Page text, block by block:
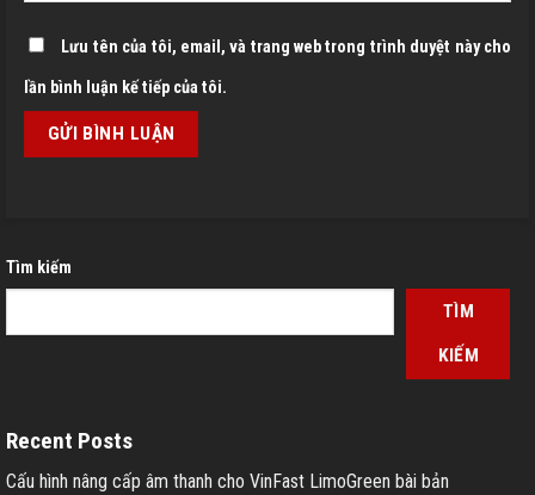
Lưu tên của tôi, email, và trang web trong trình duyệt này cho
lần bình luận kế tiếp của tôi.
Tìm kiếm
TÌM
KIẾM
Recent Posts
Cấu hình nâng cấp âm thanh cho VinFast LimoGreen bài bản